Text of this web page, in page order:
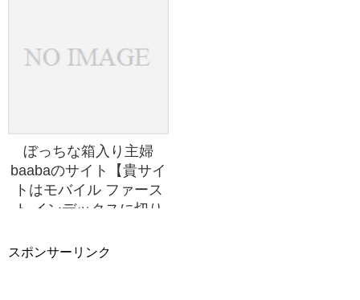
ぼっちな箱入り主婦
baabaのサイト【貴サイ
トはモバイル ファース
ト インデックスに切り
(~~)/ ちょっと凹んで
スポンサーリンク